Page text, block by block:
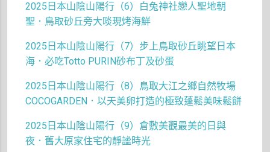
2025日本山陰山陽行（6）白兔神社戀人聖地朝
聖．鳥取砂丘旁大啖現烤海鮮
2025日本山陰山陽行（7）步上鳥取砂丘眺望日本
海．必吃Totto PURIN砂布丁及砂蛋
2025日本山陰山陽行（8）鳥取大江之鄉自然牧場
COCOGARDEN．以天美卵打造的極致蓬鬆美味鬆餅
2025日本山陰山陽行（9）倉敷美觀最美的日與
夜．舊大原家住宅的靜謐時光